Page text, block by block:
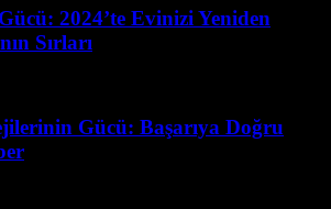
2024’te Evinizi Yeniden
Sırları
Gücü: Başarıya Doğru